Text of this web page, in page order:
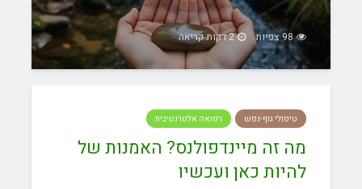
98 צפיות 2 דקות קריאה
טיפולי גוף-נפש רפואה אלטרנטיבית
מה זה מיינדפולנס? האמנות של
להיות כאן ועכשיו